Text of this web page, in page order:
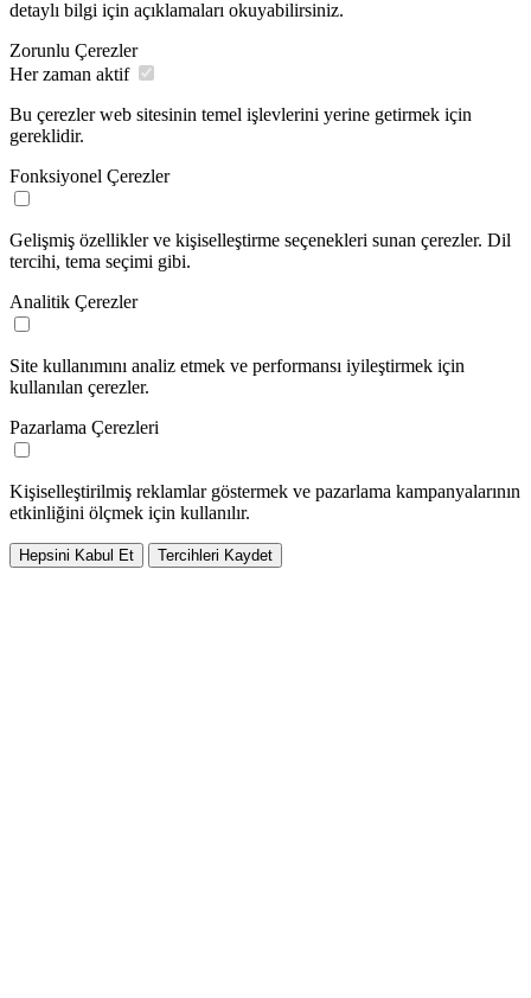
detaylı bilgi için açıklamaları okuyabilirsiniz.
Zorunlu Çerezler
Her zaman aktif
Bu çerezler web sitesinin temel işlevlerini yerine getirmek için
gereklidir.
Fonksiyonel Çerezler
Gelişmiş özellikler ve kişiselleştirme seçenekleri sunan çerezler. Dil
tercihi, tema seçimi gibi.
Analitik Çerezler
Site kullanımını analiz etmek ve performansı iyileştirmek için
kullanılan çerezler.
Pazarlama Çerezleri
Kişiselleştirilmiş reklamlar göstermek ve pazarlama kampanyalarının
etkinliğini ölçmek için kullanılır.
Hepsini Kabul Et Tercihleri Kaydet